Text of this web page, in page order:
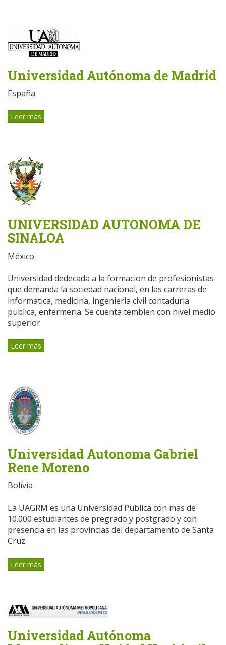
Universidad Autónoma de Madrid
España
Leer más
UNIVERSIDAD AUTONOMA DE
SINALOA
México
Universidad dedecada a la formacion de profesionistas
que demanda la sociedad nacional, en las carreras de
informatica, medicina, ingenieria civil contaduria
publica, enfermeria. Se cuenta tembien con nivel medio
superior
Leer más
Universidad Autonoma Gabriel
Rene Moreno
Bolívia
La UAGRM es una Universidad Publica con mas de
10.000 estudiantes de pregrado y postgrado y con
presencia en las provincias del departamento de Santa
Cruz.
Leer más
Universidad Autónoma